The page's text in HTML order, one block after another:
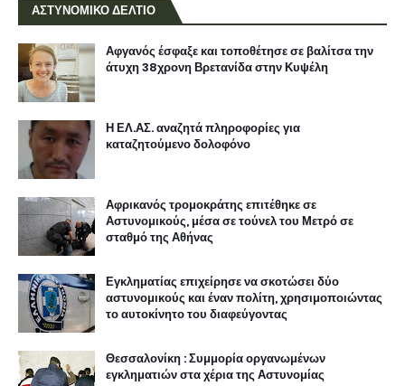
ΑΣΤΥΝΟΜΙΚΟ ΔΕΛΤΙΟ
Αφγανός έσφαξε και τοποθέτησε σε βαλίτσα την
άτυχη 38χρονη Βρετανίδα στην Κυψέλη
Η ΕΛ.ΑΣ. αναζητά πληροφορίες για
καταζητούμενο δολοφόνο
Αφρικανός τρομοκράτης επιτέθηκε σε
Αστυνομικούς, μέσα σε τούνελ του Μετρό σε
σταθμό της Αθήνας
Εγκληματίας επιχείρησε να σκοτώσει δύο
αστυνομικούς και έναν πολίτη, χρησιμοποιώντας
το αυτοκίνητο του διαφεύγοντας
Θεσσαλονίκη : Συμμορία οργανωμένων
εγκληματιών στα χέρια της Αστυνομίας